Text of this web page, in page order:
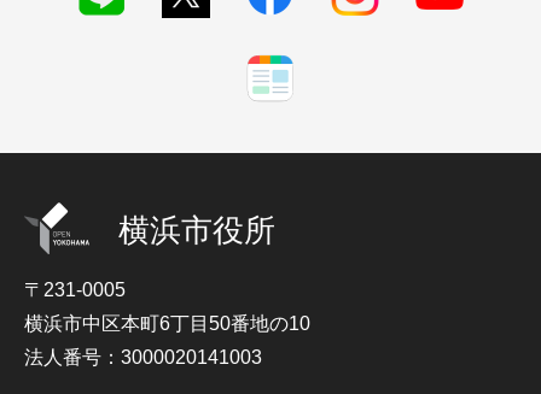
横浜市役所
〒231-0005
横浜市中区本町6丁目50番地の10
法人番号：3000020141003